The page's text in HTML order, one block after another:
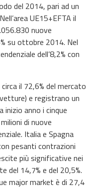
del 2014, pari ad un
UE15+EFTA il
nuove
su ottobre 2014. Nel
dell’8,2% con
il 72,6% del mercato
e registrano un
inizio anno i cinque
di nuove
Italia e Spagna
pesanti contrazioni
più significative nei
del 14,7% e del 20,5%.
major market è di 27,4